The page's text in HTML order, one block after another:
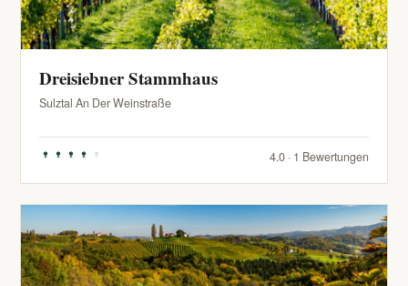
Dreisiebner Stammhaus
Sulztal An Der Weinstraße
4.0 · 1 Bewertungen